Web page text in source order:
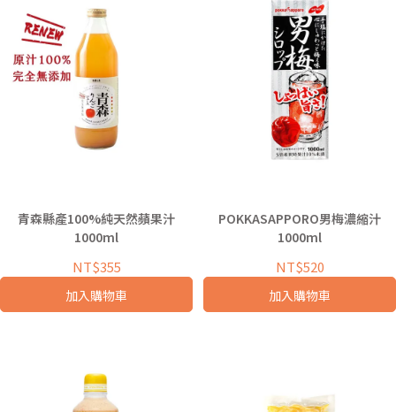
青森縣產100%純天然蘋果汁
1000ml
NT$355
加入購物車
POKKASAPPORO男梅濃縮汁
1000ml
NT$520
加入購物車